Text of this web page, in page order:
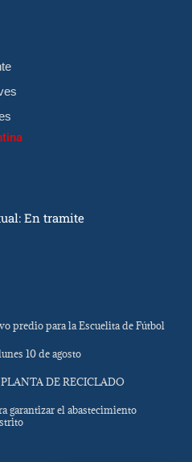
En tramite
predio para la Escuelita de Fútbol
10 de agosto
DE RECICLADO
garantizar el abastecimiento